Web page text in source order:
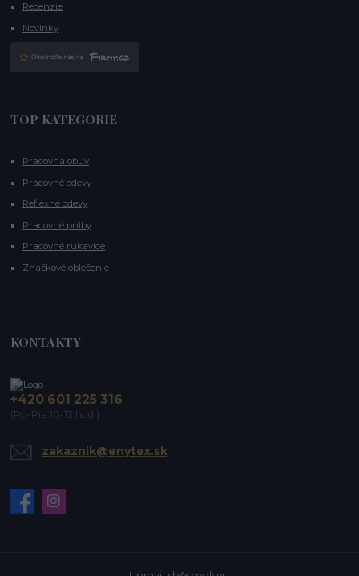
Recenzie
Novinky
TOP KATEGORIE
Pracovná obuv
Pracovné odevy
Reflexné odevy
Pracovné prilby
Pracovné rukavice
Značkové oblečenie
KONTAKTY
+420 601 225 316
(Po-Pia 10-13 hod.)
zakaznik@enytex.sk